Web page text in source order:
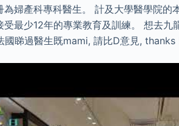
婦產科專科醫生。 計及大學醫學院的
受最少12年的專業教育及訓練。 想去
國睇過醫生既mami, 請比D意見, thanks